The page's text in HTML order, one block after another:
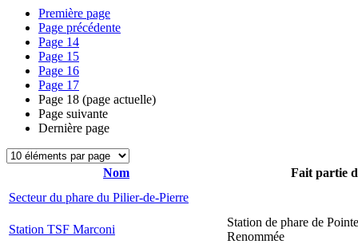
Première page
Page précédente
Page 14
Page 15
Page 16
Page 17
Page 18 (page actuelle)
Page suivante
Dernière page
Nom
Fait partie
Secteur du phare du Pilier-de-Pierre
Station TSF Marconi
Station de phare de
Renommée